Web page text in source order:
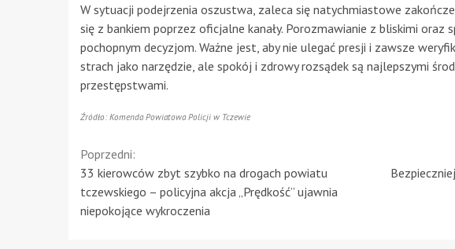
W sytuacji podejrzenia oszustwa, zaleca się natychmiastowe
się z bankiem poprzez oficjalne kanały. Porozmawianie z bliskimi oraz
pochopnym decyzjom. Ważne jest, aby nie ulegać presji i zawsze
strach jako narzędzie, ale spokój i zdrowy rozsądek są najlepszymi
przestępstwami.
Źródło: Komenda Powiatowa Policji w Tczewie
Continue
Reading
Poprzedni:
33 kierowców zbyt szybko na drogach powiatu
tczewskiego – policyjna akcja „Prędkość” ujawnia
niepokojące wykroczenia